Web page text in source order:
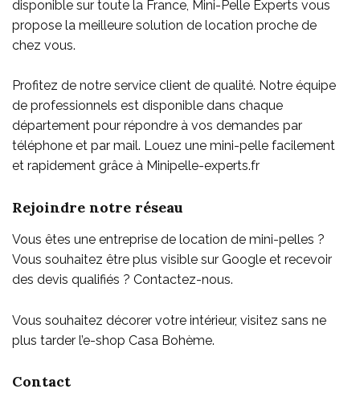
disponible sur toute la France, Mini-Pelle Experts vous
propose la meilleure solution de location proche de
chez vous.
Profitez de notre service client de qualité. Notre équipe
de professionnels est disponible dans chaque
département pour répondre à vos demandes par
téléphone et par mail. Louez une mini-pelle facilement
et rapidement grâce à Minipelle-experts.fr
Rejoindre notre réseau
Vous êtes une entreprise de location de mini-pelles ?
Vous souhaitez être plus visible sur Google et recevoir
des devis qualifiés ? Contactez-nous.
Vous souhaitez décorer votre intérieur, visitez sans ne
plus tarder l’e-shop Casa Bohème.
Contact